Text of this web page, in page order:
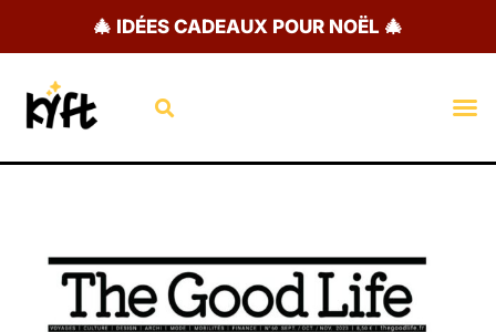
🎄 IDÉES CADEAUX POUR NOËL 🎄
Rechercher